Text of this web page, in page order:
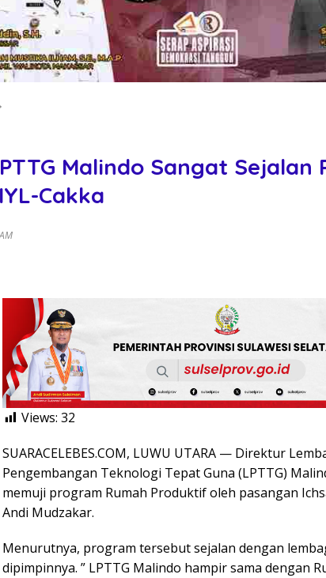
Malindo Sangat Sejalan
Cakka
Views: 32
SUARACELEBES.COM, LUWU UTARA — Direktur
Pengembangan Teknologi Tepat Guna (LPTTG)
memuji program Rumah Produktif oleh pasangan
Andi Mudzakar.
Menurutnya, program tersebut sejalan dengan
dipimpinnya. ” LPTTG Malindo hampir sama dengan